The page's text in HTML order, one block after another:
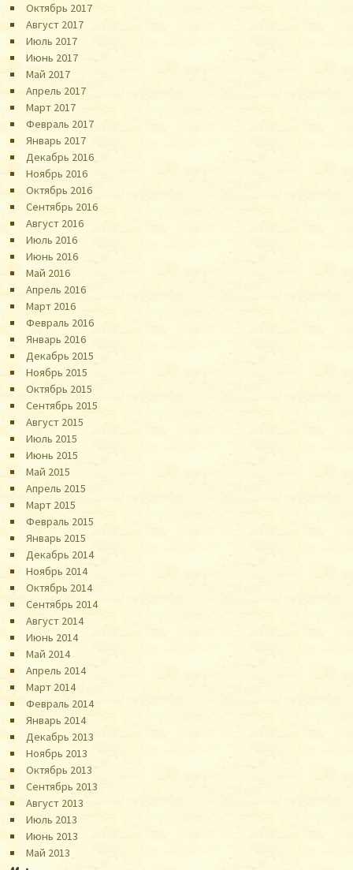
Октябрь 2017
Август 2017
Июль 2017
Июнь 2017
Май 2017
Апрель 2017
Март 2017
Февраль 2017
Январь 2017
Декабрь 2016
Ноябрь 2016
Октябрь 2016
Сентябрь 2016
Август 2016
Июль 2016
Июнь 2016
Май 2016
Апрель 2016
Март 2016
Февраль 2016
Январь 2016
Декабрь 2015
Ноябрь 2015
Октябрь 2015
Сентябрь 2015
Август 2015
Июль 2015
Июнь 2015
Май 2015
Апрель 2015
Март 2015
Февраль 2015
Январь 2015
Декабрь 2014
Ноябрь 2014
Октябрь 2014
Сентябрь 2014
Август 2014
Июнь 2014
Май 2014
Апрель 2014
Март 2014
Февраль 2014
Январь 2014
Декабрь 2013
Ноябрь 2013
Октябрь 2013
Сентябрь 2013
Август 2013
Июль 2013
Июнь 2013
Май 2013